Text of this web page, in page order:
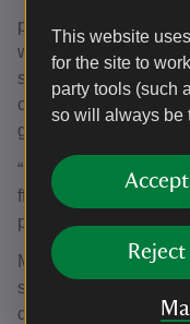
This website
for the site to
party tools (such
so will always be
prosiect Dôl Ofalgar,
wnaed i’r Safle o
sicrhau bod y buddion
cynefinoedd a’r
gynorthwyo adferiad
“Mae'r prosiect hwn
ffynnu gyda’i gilydd
pan mae partneriaid
Mae’r defnydd o’r
sy’n chwilio am le
defnyddio i ddarparu